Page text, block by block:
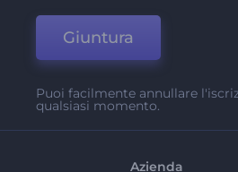
Giuntura
Puoi facilmente annullare
qualsiasi momento.
Azienda